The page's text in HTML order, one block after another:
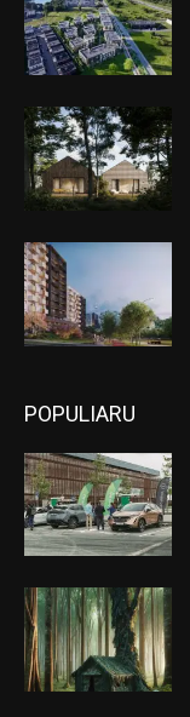
POPULIARU